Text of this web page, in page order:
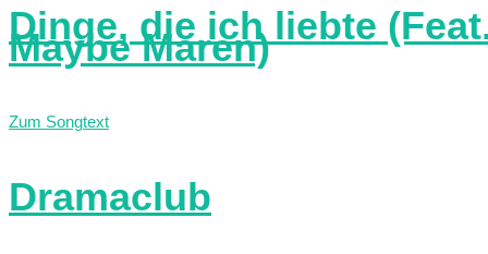
Dinge, die ich liebte
Maybe Maren)
Zum Songtext
Dramaclub